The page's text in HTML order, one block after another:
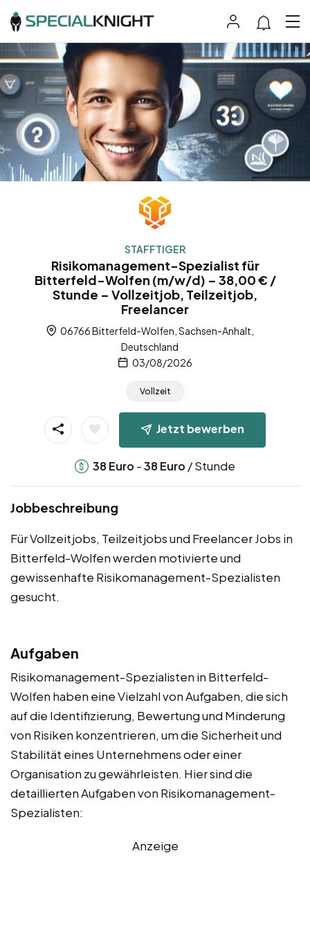
STAFFTIGER
Risikomanagement-Spezialist für
Bitterfeld-Wolfen (m/w/d) – 38,00 € /
Stunde – Vollzeitjob, Teilzeitjob,
Freelancer
06766 Bitterfeld-Wolfen, Sachsen-Anhalt,
Deutschland
03/08/2026
Vollzeit
Jetzt bewerben
38 Euro -38 Euro / Stunde
Jobbeschreibung
Für Vollzeitjobs, Teilzeitjobs und Freelancer Jobs in
Bitterfeld-Wolfen werden motivierte und
gewissenhafte Risikomanagement-Spezialisten
gesucht.
Aufgaben
Risikomanagement-Spezialisten in Bitterfeld-
Wolfen haben eine Vielzahl von Aufgaben, die sich
auf die Identifizierung, Bewertung und Minderung
von Risiken konzentrieren, um die Sicherheit und
Stabilität eines Unternehmens oder einer
Organisation zu gewährleisten. Hier sind die
detaillierten Aufgaben von Risikomanagement-
Spezialisten:
Anzeige